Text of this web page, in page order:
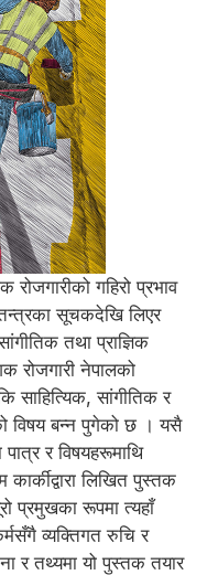
गहिरो प्रभाव
सूचकदेखि लिएर
तथा प्राज्ञिक
रोजगारी नेपालको
साहित्यिक, सांगीतिक र
विषय बन्न पुगेको छ । यसै
र विषयहरूमाथि
लिखित पुस्तक
प्रमुखका रूपमा त्यहाँ
व्यक्तिगत रुचि र
तथ्यमा यो पुस्तक तयार